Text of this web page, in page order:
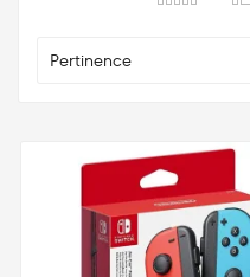
Pertinence